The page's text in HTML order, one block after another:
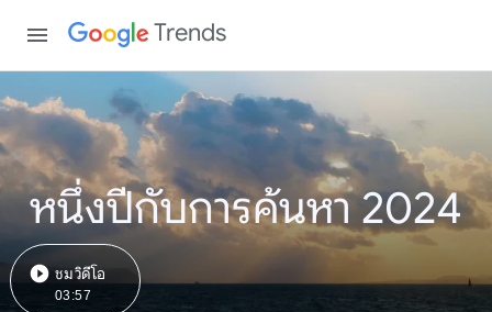
Trends
หนึ่งปีกับการค้นหา 2024
ชมวิดีโอ
03:57